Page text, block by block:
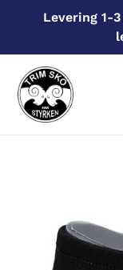
Levering 1-